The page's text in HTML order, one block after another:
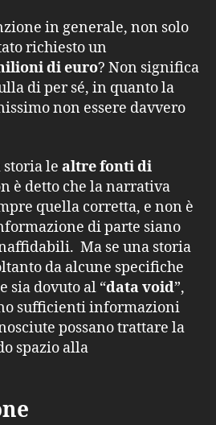
in generale, non solo
richiesto un
di euro? Non significa
di per sé, in quanto la
non essere davvero
storia le altre fonti di
è detto che la narrativa
quella corretta, e non è
di parte siano
Ma se una storia
da alcune specifiche
sia dovuto al “data void”,
sufficienti informazioni
possano trattare la
spazio alla